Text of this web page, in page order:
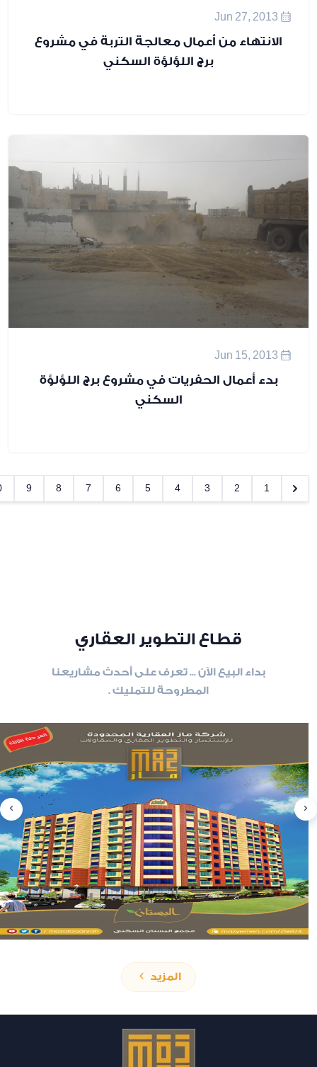
من أعمال معالجة التربة في مشروع
برج اللؤلؤة السكني
أعمال الحفريات في مشروع برج اللؤلؤة
2
3
4
5
6
7
8
9
10
قطاع التطوير العقاري
البيع الآن ... تعرف على أحدث مشاريعنا
المطروحة للتمليك .
8of 6